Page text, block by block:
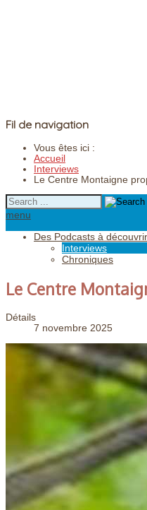
Fil de navigation
Vous êtes ici :
Accueil
Interviews
Le Centre Montaigne
menu
Des Podcasts à découvrir
Interviews
Chroniques
Le Centre
Détails
7 novembre 2025